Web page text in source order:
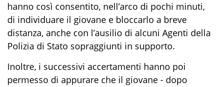
hanno così consentito, nell’arco di pochi minuti,
di individuare il giovane e bloccarlo a breve
distanza, anche con l’ausilio di alcuni Agenti della
Polizia di Stato sopraggiunti in supporto.
Inoltre, i successivi accertamenti hanno poi
permesso di appurare che il giovane - dopo